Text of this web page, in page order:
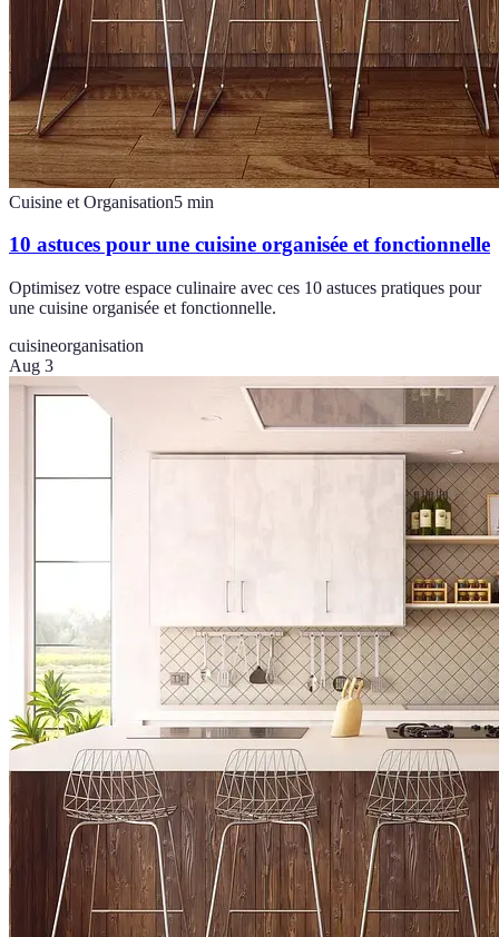
Cuisine et Organisation5 min
10 astuces pour une cuisine organisée et fonctionnelle
Optimisez votre espace culinaire avec ces 10 astuces pratiques pour
une cuisine organisée et fonctionnelle.
cuisineorganisation
Aug 3